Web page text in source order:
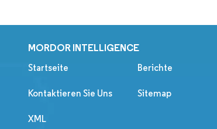
MORDOR INTELLIGENCE
Startseite Berichte
Kontaktieren Sie Uns Sitemap
XML